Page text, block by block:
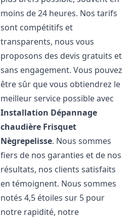
moins de 24 heures. Nos tarifs
sont compétitifs et
transparents, nous vous
proposons des devis gratuits et
sans engagement. Vous pouvez
être sûr que vous obtiendrez le
meilleur service possible avec
Installation Dépannage
chaudière Frisquet
Nègrepelisse. Nous sommes
fiers de nos garanties et de nos
résultats, nos clients satisfaits
en témoignent. Nous sommes
notés 4,5 étoiles sur 5 pour
notre rapidité, notre